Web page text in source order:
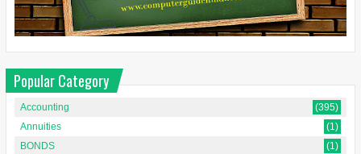
Popular Category
Accounting
(395)
Annuities
(1)
BONDS
(1)